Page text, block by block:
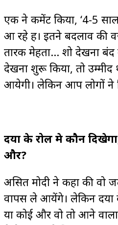
एक ने कमेंट किया, ‘4-5
आ रहे हैं। इतने बदलाव की
तारक मेहता… शो देखना
देखना शुरू किया, तो उम्मीद
आयेगी। लेकिन आप लोगों ने
दया के रोल मे कौन
और?
असित मोदी ने कहा की वो
वापस ले आयेंगे। लेकिन दया
या कोई और वो तो आने